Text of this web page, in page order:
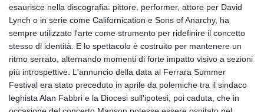
esaurisce nella discografia: pittore, performer, attore per David
Lynch o in serie come Californication e Sons of Anarchy, ha
sempre utilizzato l'arte come strumento per ridefinire il concetto
stesso di identità. E lo spettacolo è costruito per mantenere un
ritmo serrato, alternando momenti di forte impatto visivo a sezioni
più introspettive. L'annuncio della data al Ferrara Summer
Festival era stato preceduto in aprile da polemiche tra il sindaco
leghista Alan Fabbri e la Diocesi sull'ipotesi, poi caduta, che in